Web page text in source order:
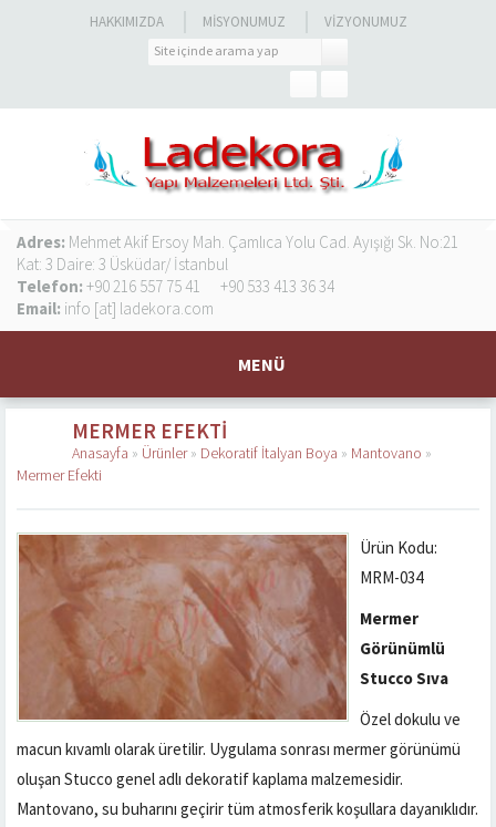
HAKKIMIZDA MISYONUMUZ VIZYONUMUZ
Adres: Mehmet Akif Ersoy Mah. Çamlıca Yolu Cad. Ayışığı Sk. No:21
Kat: 3 Daire: 3 Üsküdar/ İstanbul
Telefon: +90 216 557 75 41
+90 533 413 36 34
Email: info [at] ladekora.com
MENÜ
MERMER EFEKTI
Anasayfa » Ürünler» Dekoratif İtalyan Boya » Mantovano »
Mermer Efekti
Ürün Kodu:
MRM-034
Mermer
Görünümlü
Stucco Sıva
Özel dokulu ve
macun kıvamlı olarak üretilir. Uygulama sonrası mermer görünümü
oluşan Stucco genel adlı dekoratif kaplama malzemesidir.
Mantovano, su buharını geçirir tüm atmosferik koşullara dayanıklıdır.